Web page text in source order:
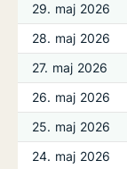
29. maj 2026
28. maj 2026
27. maj 2026
26. maj 2026
25. maj 2026
24. maj 2026